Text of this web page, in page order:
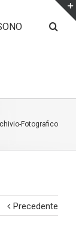
Fotografico
Precedente